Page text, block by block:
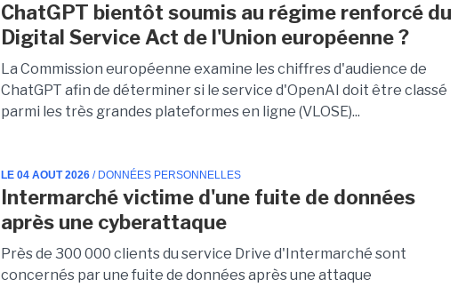
ChatGPT bientôt soumis au régime renforcé du
Digital Service Act de l'Union européenne ?
La Commission européenne examine les chiffres d'audience de
ChatGPT afin de déterminer si le service d'OpenAI doit être classé
parmi les très grandes plateformes en ligne (VLOSE)...
LE 04 AOUT 2026 / DONNÉES PERSONNELLES
Intermarché victime d'une fuite de données
après une cyberattaque
Près de 300 000 clients du service Drive d'Intermarché sont
concernés par une fuite de données après une attaque